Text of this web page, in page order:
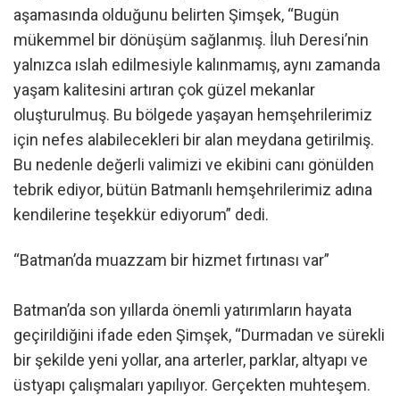
aşamasında olduğunu belirten Şimşek, “Bugün
mükemmel bir dönüşüm sağlanmış. İluh Deresi’nin
yalnızca ıslah edilmesiyle kalınmamış, aynı zamanda
yaşam kalitesini artıran çok güzel mekanlar
oluşturulmuş. Bu bölgede yaşayan hemşehrilerimiz
için nefes alabilecekleri bir alan meydana getirilmiş.
Bu nedenle değerli valimizi ve ekibini canı gönülden
tebrik ediyor, bütün Batmanlı hemşehrilerimiz adına
kendilerine teşekkür ediyorum” dedi.
“Batman’da muazzam bir hizmet fırtınası var”
Batman’da son yıllarda önemli yatırımların hayata
geçirildiğini ifade eden Şimşek, “Durmadan ve sürekli
bir şekilde yeni yollar, ana arterler, parklar, altyapı ve
üstyapı çalışmaları yapılıyor. Gerçekten muhteşem.